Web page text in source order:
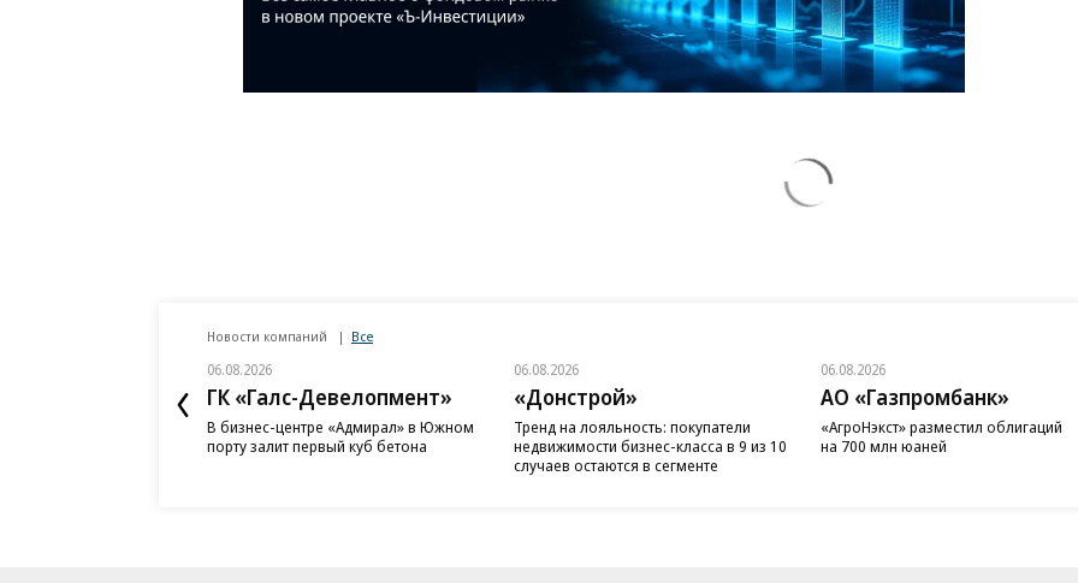
Новости компаний Все
06.08.2026
ГК «Галс-Девелопмент»
В бизнес-центре «Адмирал» в Южном
порту залит первый куб бетона
06.08.2026
«Донстрой»
Тренд на лояльность: покупатели
недвижимости бизнес-класса в 9 из 10
случаев остаются в сегменте
06.08.2026
АО «Газпромбанк»
«АгроНэкст» разместил облигаций
на 700 млн юаней